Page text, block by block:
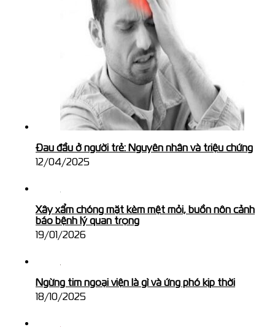
Đau đầu ở người trẻ: Nguyên nhân và triệu chứng
12/04/2025
Xây xẩm chóng mặt kèm mệt mỏi, buồn nôn cảnh
báo bệnh lý quan trọng
19/01/2026
Ngừng tim ngoại viện là gì và ứng phó kịp thời
18/10/2025